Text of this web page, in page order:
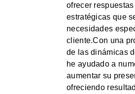
ofrecer
estratégicas que
necesidades
cliente.Con una
de las dinámicas
he ayudado a
aumentar su
ofreciendo